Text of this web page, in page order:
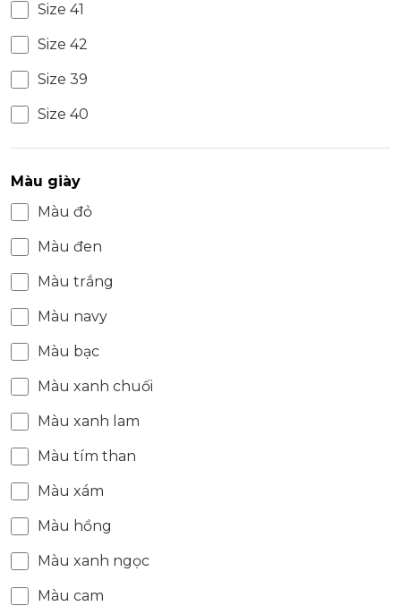
Size 41
Size 42
Size 39
Size 40
Màu giày
Màu đỏ
Màu đen
Màu trắng
Màu navy
Màu bạc
Màu xanh chuối
Màu xanh lam
Màu tím than
Màu xám
Màu hồng
Màu xanh ngọc
Màu cam